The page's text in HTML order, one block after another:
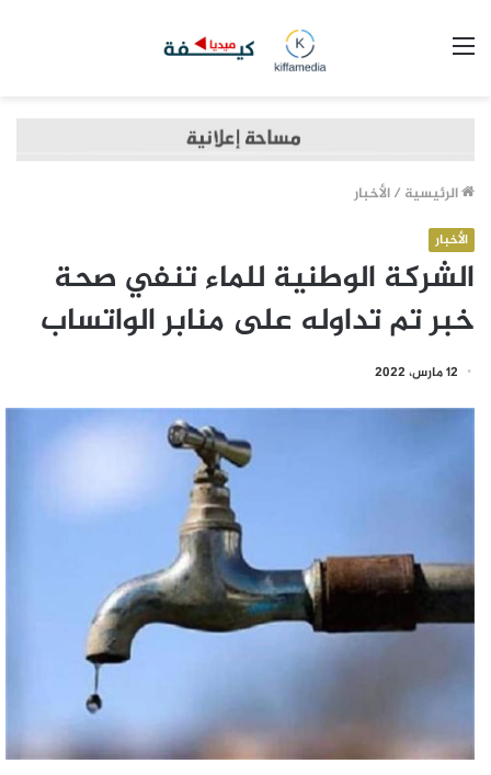
الرئيسية /الأخبار
الأخبار
الشركة الوطنية للماء تنفي صحة
خبر تم تداوله على منابر الواتساب
12 مارس، 2022